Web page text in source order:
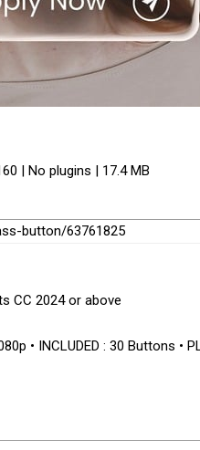
| No plugins | 17.4 MB
button/63761825
CC 2024 or above
• INCLUDED : 30 Buttons